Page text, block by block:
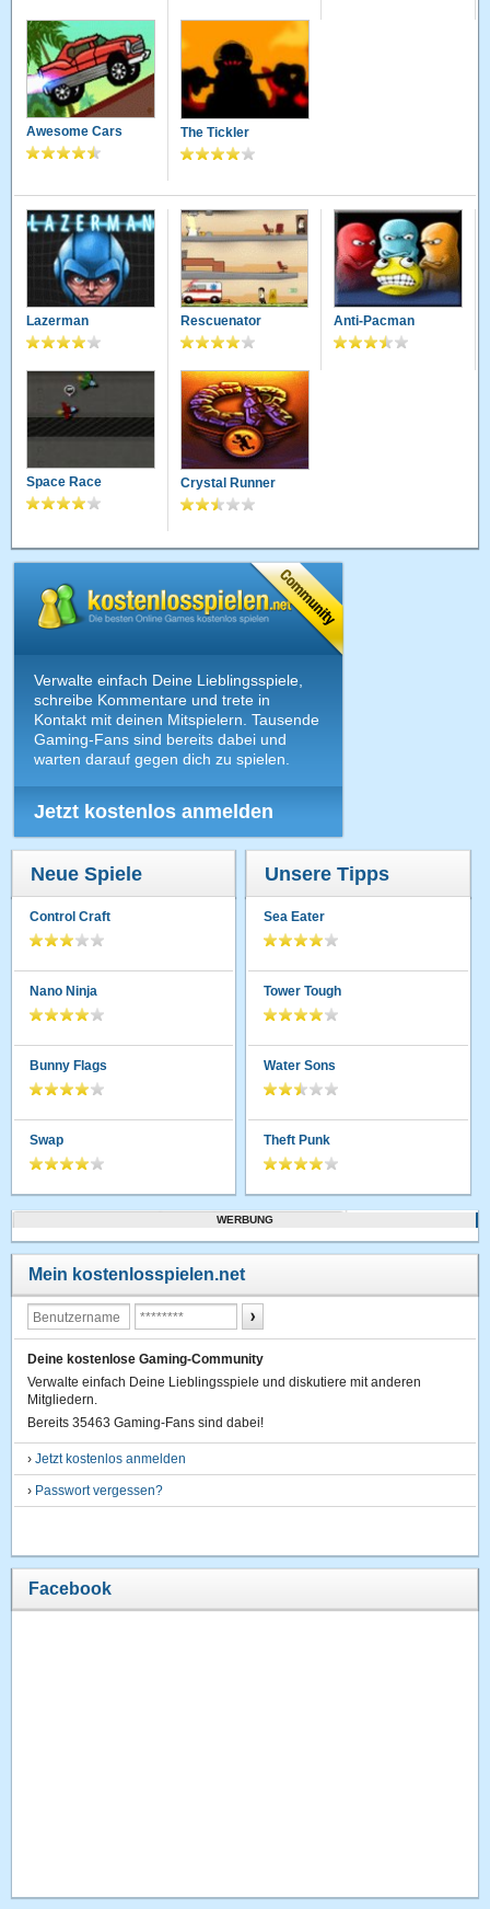
Awesome Cars The Tickler
Lazerman Rescuenator Anti-Pacman
Space Race Crystal Runner
Verwalte einfach Deine Lieblingsspiele,
schreibe Kommentare und trete in
Kontakt mit deinen Mitspielern. Tausende
Gaming-Fans sind bereits dabei und
warten darauf gegen dich zu spielen.
Jetzt kostenlos anmelden
Neue Spiele
Control Craft
Nano Ninja
Bunny Flags
Swap
Unsere Tipps
Sea Eater
Tower Tough
Water Sons
Theft Punk
WERBUNG
Mein kostenlosspielen.net
Deine kostenlose Gaming-Community
Verwalte einfach Deine Lieblingsspiele und diskutiere mit anderen
Mitgliedern.
Bereits 35463 Gaming-Fans sind dabei!
›Jetzt kostenlos anmelden
› Passwort vergessen?
Facebook